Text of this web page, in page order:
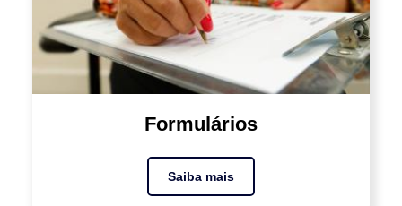
Formulários
Saiba mais